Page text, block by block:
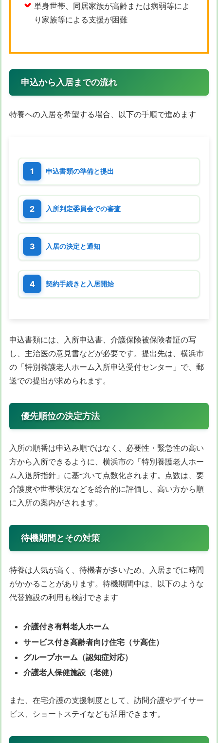
単身世帯、同居家族が高齢または病弱等によ
り家族等による支援が困難
申込から入居までの流れ
特養への入居を希望する場合、以下の手順で進めます
申込書類の準備と提出
入所判定委員会での審査
入居の決定と通知
契約手続きと入居開始
申込書類には、入所申込書、介護保険被保険者証の写
し、主治医の意見書などが必要です。提出先は、横浜市
の「特別養護老人ホーム入所申込受付センター」で、郵
送での提出が求められます。
優先順位の決定方法
入所の順番は申込み順ではなく、必要性・緊急性の高い
方から入所できるように、横浜市の「特別養護老人ホー
ム入退所指針」に基づいて点数化されます。点数は、要
介護度や世帯状況などを総合的に評価し、高い方から順
に入所の案内がされます。
待機期間とその対策
特養は人気が高く、待機者が多いため、入居までに時間
がかかることがあります。待機期間中は、以下のような
代替施設の利用も検討できます
介護付き有料老人ホーム
サービス付き高齢者向け住宅（サ高住）
グループホーム（認知症対応）
介護老人保健施設（老健）
また、在宅介護の支援制度として、訪問介護やデイサー
ビス、ショートステイなども活用できます。